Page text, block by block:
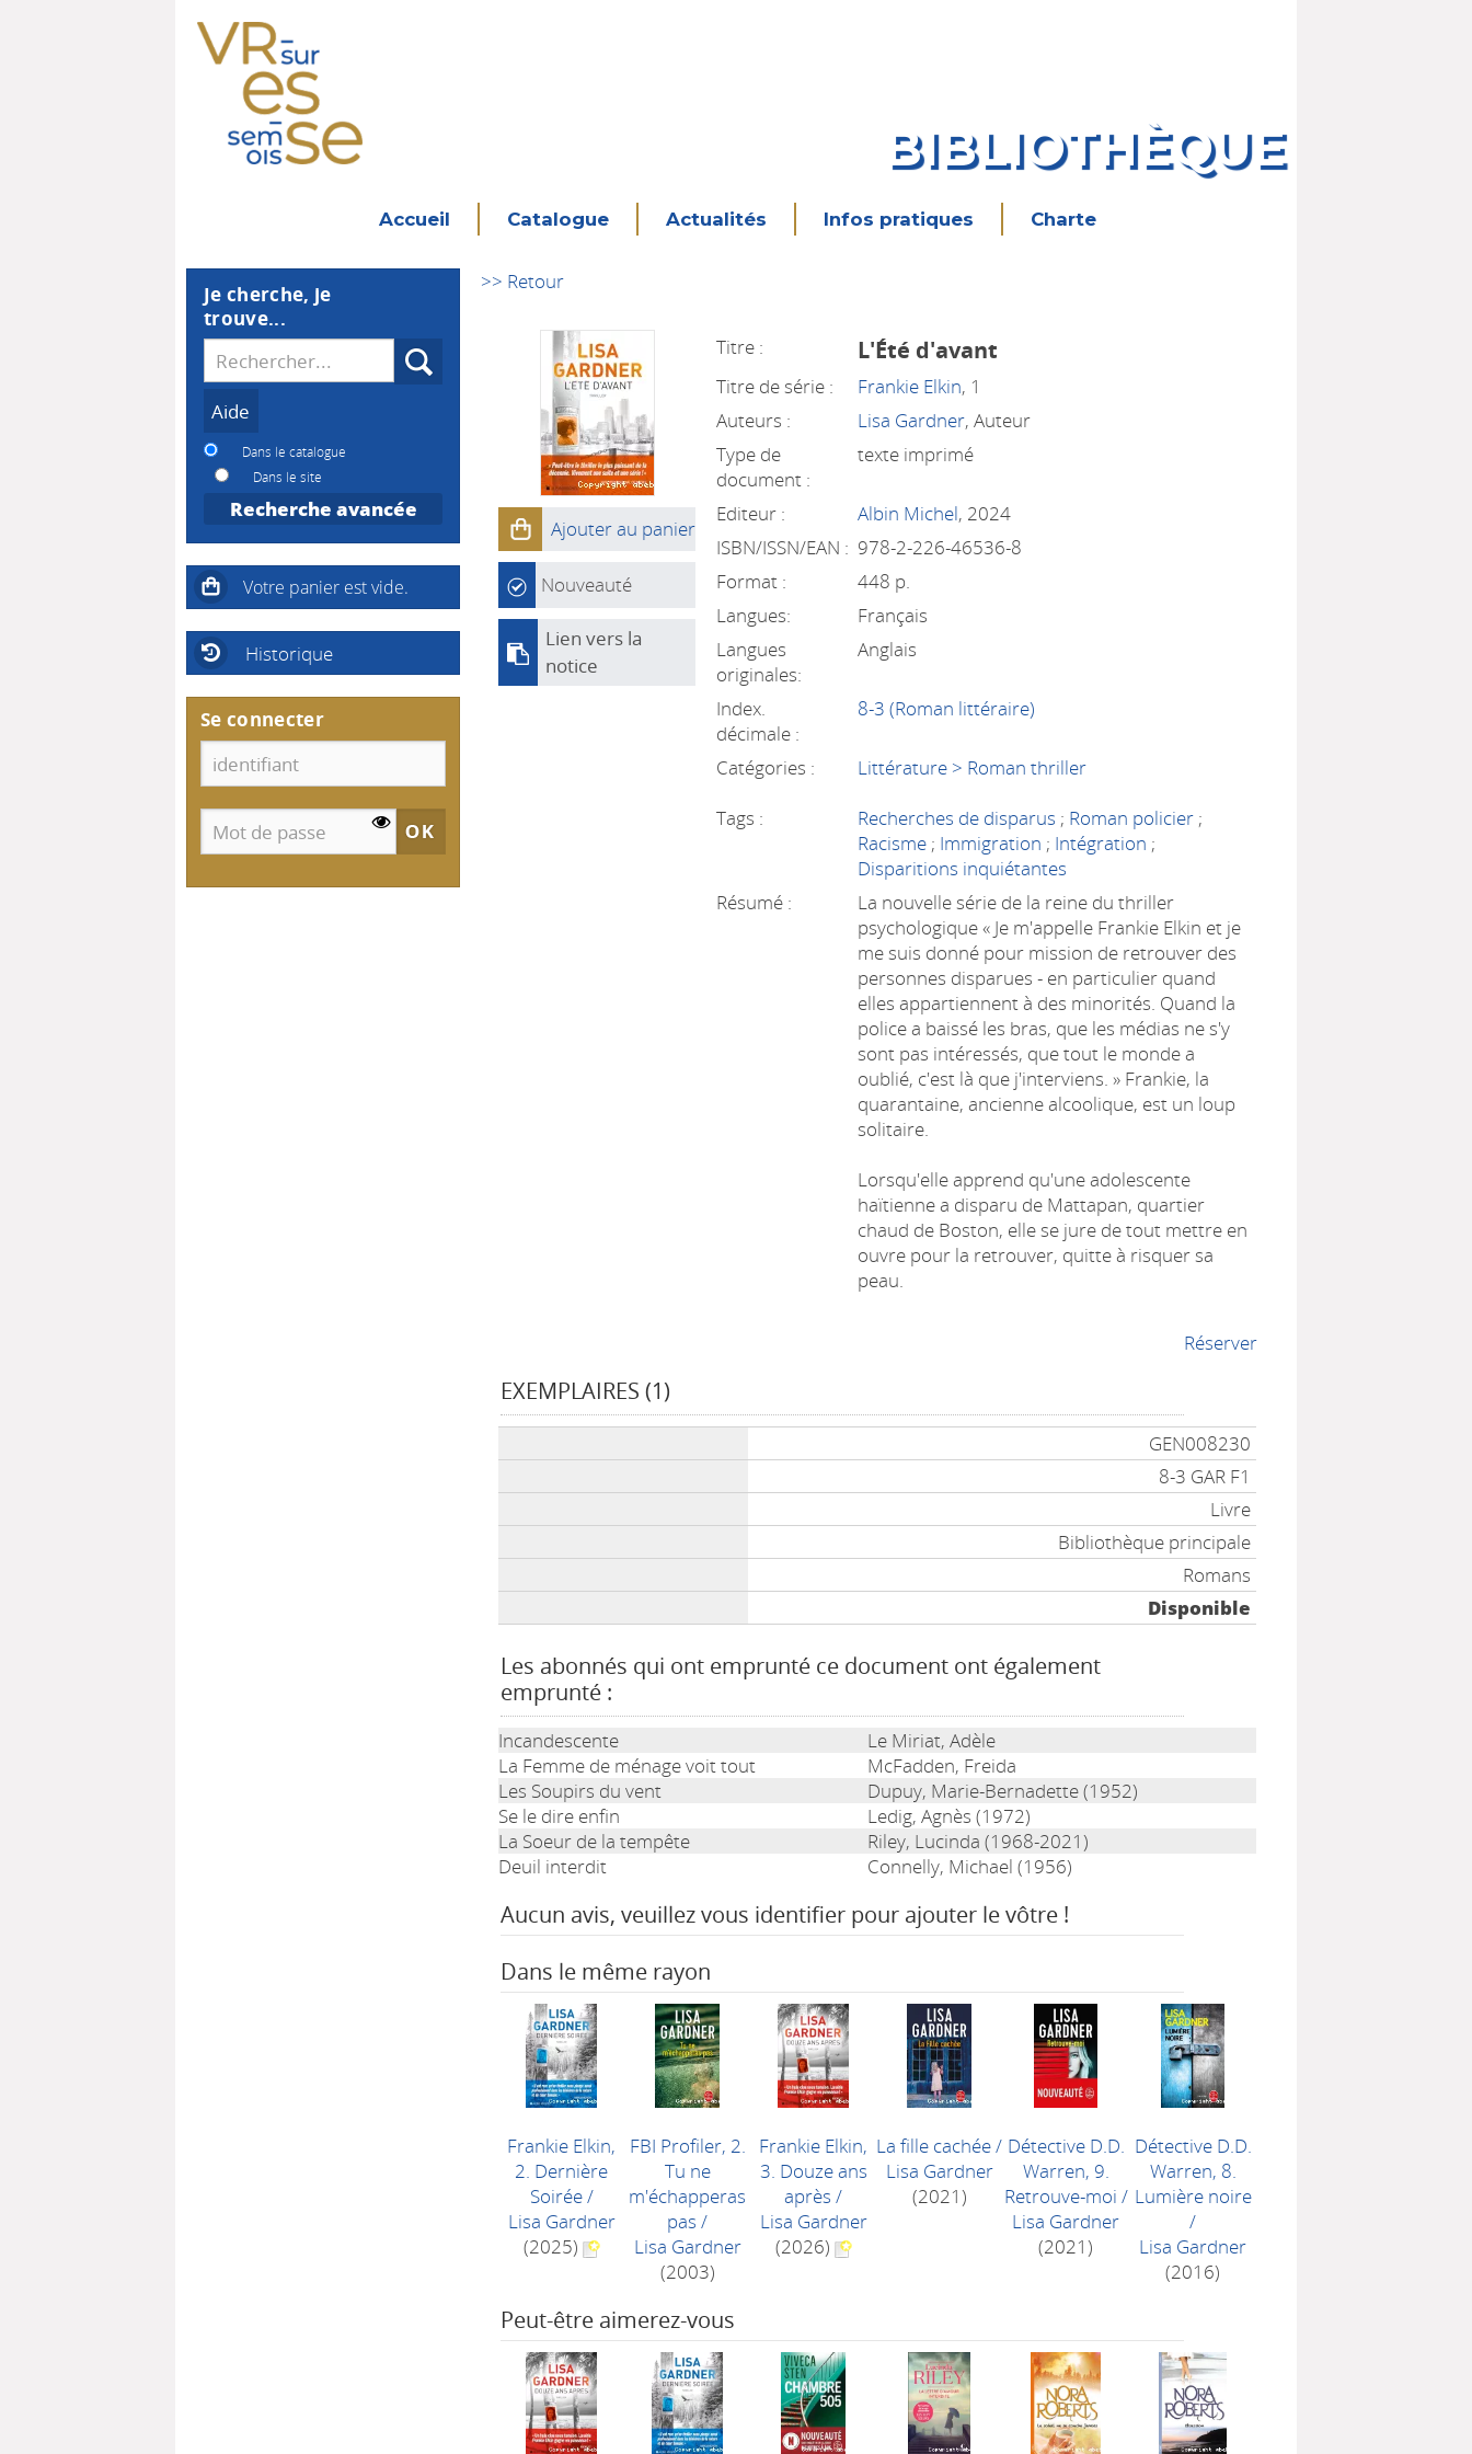
BIBLIOTHÈQUE
Accueil Catalogue Actualités Infos pratiques Charte
>> Retour
Ajouter au panier
Nouveauté
Lien vers la
notice
Titre : L'Été d'avant
Titre de série : Frankie Elkin, 1
Auteurs :
Lisa Gardner, Auteur
Type de
document :
texte imprimé
Editeur : Albin Michel, 2024
ISBN/ISSN/EAN : 978-2-226-46536-8
Format :
448 p.
Langues:
Français
Langues
originales:
Anglais
Index.
décimale :
8-3 (Roman littéraire)
Catégories :
Littérature > Roman thriller
Tags :
Recherches de disparus ; Roman policier ;
Racisme ; Immigration ; Intégration ;
Disparitions inquiétantes
Résumé :
La nouvelle série de la reine du thriller
psychologique « Je m'appelle Frankie Elkin et je
me suis donné pour mission de retrouver des
personnes disparues - en particulier quand
elles appartiennent à des minorités. Quand la
police a baissé les bras, que les médias ne s'y
sont pas intéressés, que tout le monde a
oublié, c'est là que j'interviens. » Frankie, la
quarantaine, ancienne alcoolique, est un loup
solitaire.
Lorsqu'elle apprend qu'une adolescente
haïtienne a disparu de Mattapan, quartier
chaud de Boston, elle se jure de tout mettre en
ouvre pour la retrouver, quitte à risquer sa
peau.
Réserver
EXEMPLAIRES (1)
GEN008230
8-3 GAR F1
Livre
Bibliothèque principale
Romans
Disponible
Les abonnés qui ont emprunté ce document ont également
emprunté :
Incandescente
Le Miriat, Adèle
La Femme de ménage voit tout
McFadden, Freida
Les Soupirs du vent
Dupuy, Marie-Bernadette (1952)
Se le dire enfin
Ledig, Agnès (1972)
La Soeur de la tempête
Riley, Lucinda (1968-2021)
Deuil interdit
Connelly, Michael (1956)
Aucun avis, veuillez vous identifier pour ajouter le vôtre !
Dans le même rayon
Frankie Elkin,
2. Dernière
Soirée/
Lisa Gardner
(2025)
FBI Profiler, 2.
Tu ne
m'échapperas
pas /
Lisa Gardner
(2003)
Frankie Elkin,
3. Douze ans
après /
Lisa Gardner
(2026)
La fille cachée/
Lisa Gardner
(2021)
Détective D.D.
Warren, 9.
Retrouve-moi /
Lisa Gardner
(2021)
Détective D.D.
Warren, 8.
Lumière noire
/
Lisa Gardner
(2016)
Peut-être aimerez-vous
Je cherche, je
trouve...
Recherche
Dans le catalogue
Dans le site
Recherche avancée
Historique
Se connecter